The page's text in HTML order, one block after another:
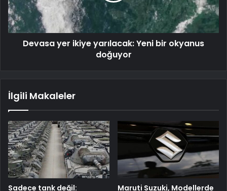
Devasa yer ikiye yarılacak: Yeni bir okyanus
doğuyor
İlgili Makaleler
Sadece tank değil: Maruti Suzuki, Modellerde